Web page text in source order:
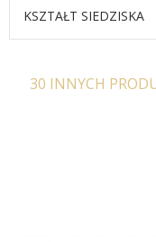
KSZTAŁT SIEDZISKA
30 INNYCH